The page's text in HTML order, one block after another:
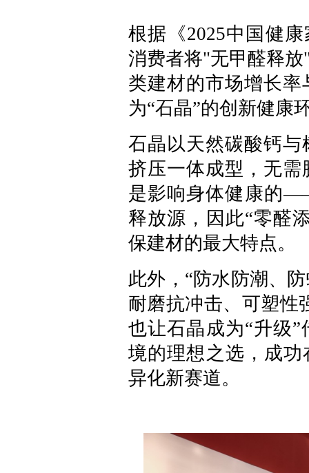
根据《2025中国健
消费者将"无甲醛释
类建材的市场增长
为“石晶”的创新健康
石晶以天然碳酸钙
挤压一体成型，无
是影响身体健康的
释放源，因此“零醛
保建材的最大特点。
此外，“防水防潮、
耐磨抗冲击、可塑性
也让石晶成为“升级
境的理想之选，成
异化新赛道。